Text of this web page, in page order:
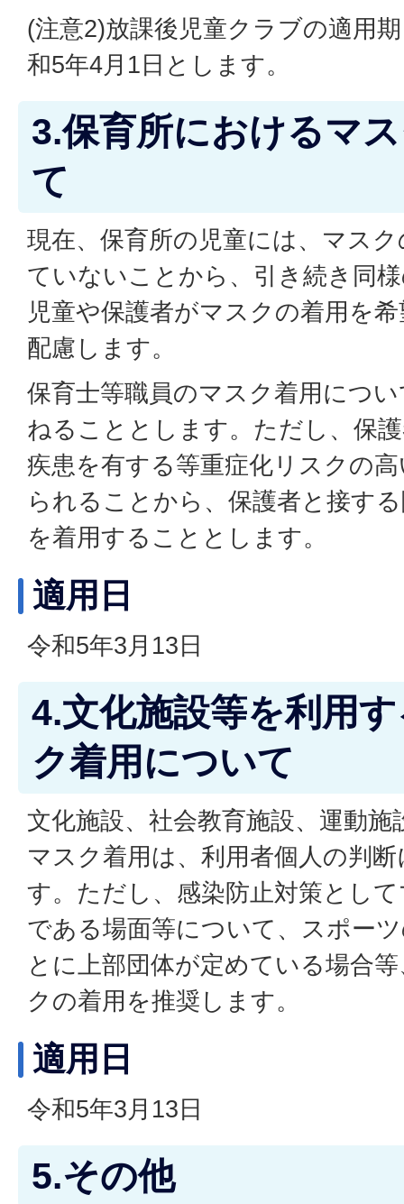
(注意2)放課後児童クラブの適用
和5年4月1日とします。
3.保育所におけるマ
て
現在、保育所の児童には、マス
ていないことから、引き続き同
児童や保護者がマスクの着用を
配慮します。
保育士等職員のマスク着用につ
ねることとします。ただし、保
疾患を有する等重症化リスクの
られることから、保護者と接す
を着用することとします。
適用日
令和5年3月13日
4.文化施設等を利用
ク着用について
文化施設、社会教育施設、運動
マスク着用は、利用者個人の判
す。ただし、感染防止対策とし
である場面等について、スポー
とに上部団体が定めている場合
クの着用を推奨します。
適用日
令和5年3月13日
5.その他